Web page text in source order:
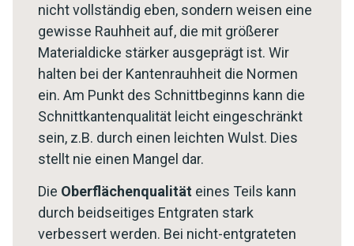
nicht vollständig eben, sondern weisen eine
gewisse Rauhheit auf, die mit größerer
Materialdicke stärker ausgeprägt ist. Wir
halten bei der Kantenrauhheit die Normen
ein. Am Punkt des Schnittbeginns kann die
Schnittkantenqualität leicht eingeschränkt
sein, z.B. durch einen leichten Wulst. Dies
stellt nie einen Mangel dar.
Die Oberflächenqualität eines Teils kann
durch beidseitiges Entgraten stark
verbessert werden. Bei nicht-entgrateten